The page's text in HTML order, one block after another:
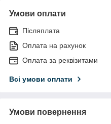
Умови оплати
Післяплата
Оплата на рахунок
Оплата за реквізитами
Всі умови оплати
Умови повернення